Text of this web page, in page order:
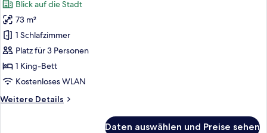
für
Suite,
Schlafzimmer,
Stadtblick
anzeigen
Blick auf die Stadt
73 m²
1 Schlafzimmer
Platz für 3 Personen
1 King-Bett
Kostenloses WLAN
Weitere Details
Weitere
Daten auswählen und Preise sehen